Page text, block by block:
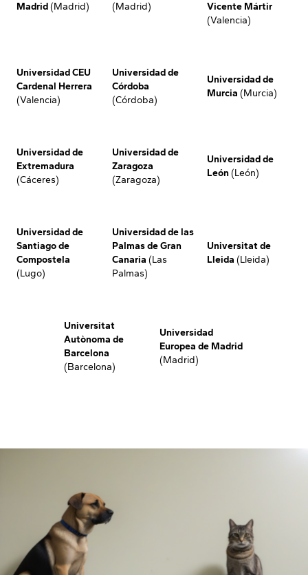
Madrid(Madrid)
(Madrid)
Vicente Mártir
(Valencia)
Universidad CEU
Cardenal Herrera
(Valencia)
Universidad de
Córdoba
(Córdoba)
Universidad de
Murcia (Murcia)
Universidad de
Extremadura
(Cáceres)
Universidad de
Zaragoza
(Zaragoza)
Universidad de
León(León)
Universidad de
Santiago de
Compostela
(Lugo)
Universidad de las
Palmas de Gran
Canaria (Las
Palmas)
Universitat de
Lleida (Lleida)
Universitat
Autònoma de
Barcelona
(Barcelona)
Universidad
Europea de Madrid
(Madrid)